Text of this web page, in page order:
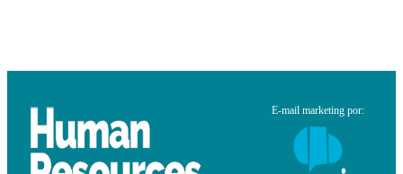
E-mail marketing por: